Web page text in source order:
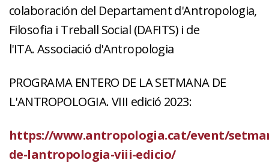
colaboración del Departament d'Antropologia,
Filosofia i Treball Social (DAFITS) i de
l'ITA. Associació d'Antropologia
PROGRAMA ENTERO DE LA SETMANA DE
L'ANTROPOLOGIA. VIII edició 2023:
https://www.antropologia.cat/event/
de-lantropologia-viii-edicio/